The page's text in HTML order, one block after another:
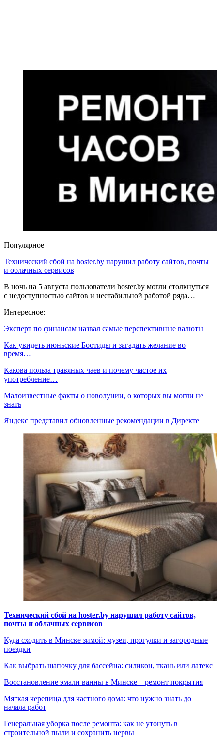
Популярное
Технический сбой на hoster.by нарушил работу сайтов, почты
и облачных сервисов
В ночь на 5 августа пользователи hoster.by могли столкнуться
с недоступностью сайтов и нестабильной работой ряда…
Интересное:
Эксперт по финансам назвал самые перспективные валюты
Как увидеть июньские Боотиды и загадать желание во
время…
Какова польза травяных чаев и почему частое их
употребление…
Малоизвестные факты о новолунии, о которых вы могли не
знать
Яндекс представил обновленные рекомендации в Директе
Технический сбой на hoster.by нарушил работу сайтов,
почты и облачных сервисов
Куда сходить в Минске зимой: музеи, прогулки и загородные
поездки
Как выбрать шапочку для бассейна: силикон, ткань или латекс
Восстановление эмали ванны в Минске – ремонт покрытия
Мягкая черепица для частного дома: что нужно знать до
начала работ
Генеральная уборка после ремонта: как не утонуть в
строительной пыли и сохранить нервы